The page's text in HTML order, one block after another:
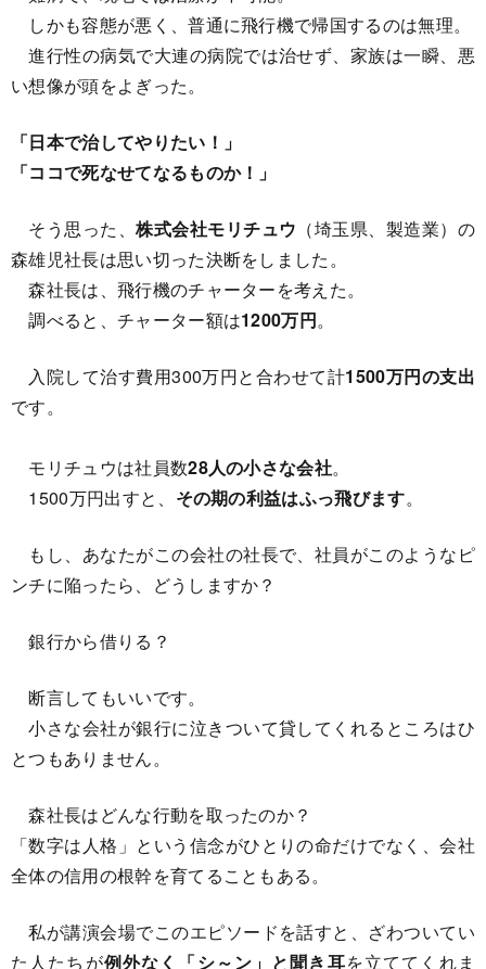
しかも容態が悪く、普通に飛行機で帰国するのは無理。
進行性の病気で大連の病院では治せず、家族は一瞬、悪
い想像が頭をよぎった。
「日本で治してやりたい！」
「ココで死なせてなるものか！」
そう思った、株式会社モリチュウ （埼玉県、製造業）の
森雄児社長は思い切った決断をしました。
森社長は、飛行機のチャーターを考えた。
調べると、チャーター額は1200万円。
入院して治す費用300万円と合わせて計1500万円の支出
です。
モリチュウは社員数28人の小さな会社。
1500万円出すと、 その期の利益はふっ飛びます。
もし、あなたがこの会社の社長で、社員がこのようなピ
ンチに陥ったら、どうしますか？
銀行から借りる？
断言してもいいです。
小さな会社が銀行に泣きついて貸してくれるところはひ
とつもありません。
森社長はどんな行動を取ったのか？
「数字は人格」という信念がひとりの命だけでなく、会社
全体の信用の根幹を育てることもある。
私が講演会場でこのエピソードを話すと、ざわついてい
た人たちが例外なく「シ～ン」と聞き耳を立ててくれま